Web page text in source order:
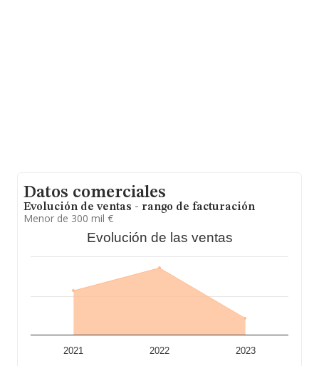
Datos comerciales
Evolución de ventas - rango de facturación
Menor de 300 mil €
Evolución de las ventas
2021 2022 2023